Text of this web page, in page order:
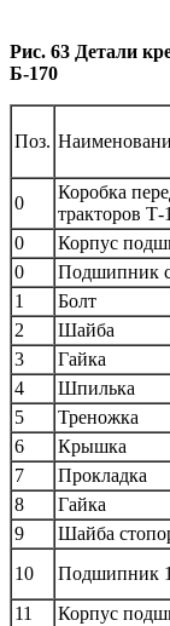
Рис. 63 Детали
Б-170
Поз.
0
Коробка
тракторов
0
Корпус
0
Подшипник
1
Болт
2
Шайба
3
Гайка
4
Шпилька
5
Треножка
6
Крышка
7
Прокладка
8
Гайка
9
Шайба
10
Подшипник
11
Корпус